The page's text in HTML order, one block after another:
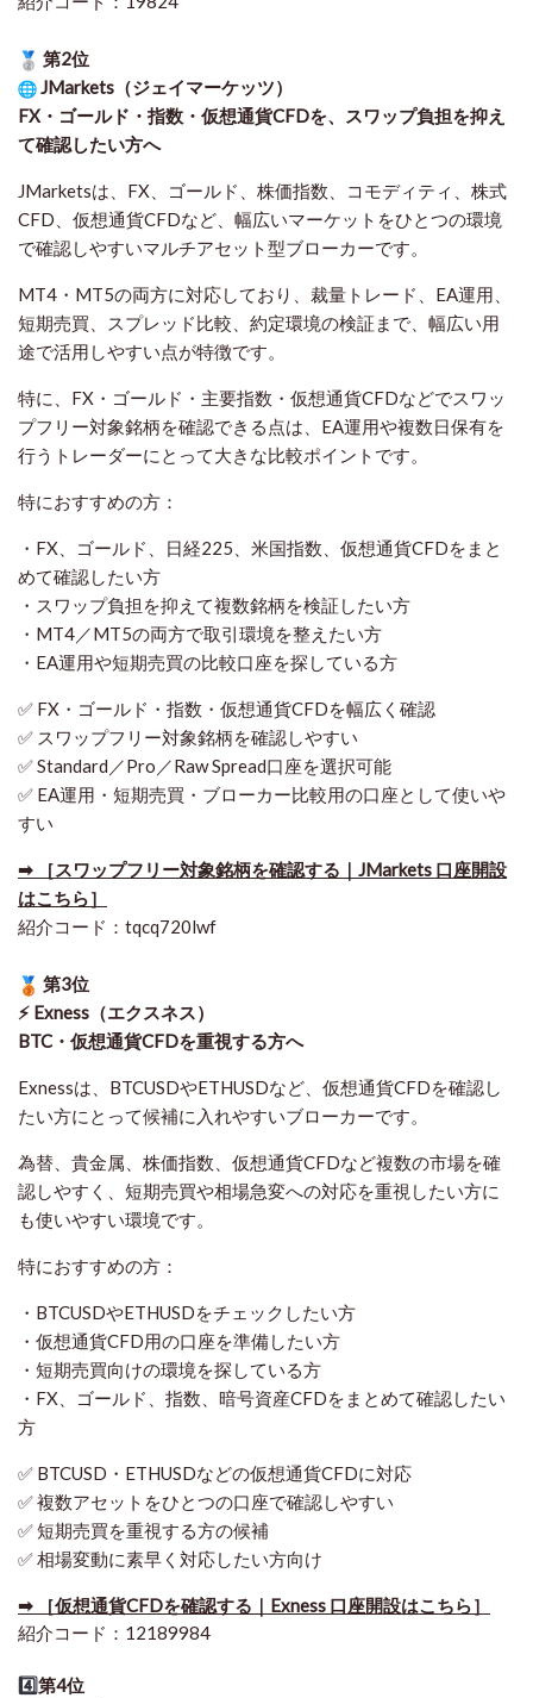
第2位
JMarkets（ジェイマーケッツ）
FX・ゴールド・指数・仮想通貨CFDを、スワップ負担を抑え
て確認したい方へ
JMarketsは、FX、ゴールド、株価指数、コモディティ、株式
CFD、仮想通貨CFDなど、幅広いマーケットをひとつの環境
で確認しやすいマルチアセット型ブローカーです。
MT4・MT5の両方に対応しており、裁量トレード、EA運用、
短期売買、スプレッド比較、約定環境の検証まで、幅広い用
途で活用しやすい点が特徴です。
特に、FX・ゴールド・主要指数・仮想通貨CFDなどでスワッ
プフリー対象銘柄を確認できる点は、EA運用や複数日保有を
行うトレーダーにとって大きな比較ポイントです。
特におすすめの方：
・FX、ゴールド、日経225、米国指数、仮想通貨CFDをまと
めて確認したい方
・スワップ負担を抑えて複数銘柄を検証したい方
・MT4／MT5の両方で取引環境を整えたい方
・EA運用や短期売買の比較口座を探している方
✅ FX・ゴールド・指数・仮想通貨CFDを幅広く確認
✅ スワップフリー対象銘柄を確認しやすい
✅ Standard／Pro／Raw Spread口座を選択可能
✅ EA運用・短期売買・ブローカー比較用の口座として使いや
すい
➡ ［スワップフリー対象銘柄を確認する｜JMarkets 口座開設
はこちら］
紹介コード：tqcq720lwf
第3位
⚡ Exness（エクスネス）
BTC・仮想通貨CFDを重視する方へ
Exnessは、BTCUSDやETHUSDなど、仮想通貨CFDを確認し
たい方にとって候補に入れやすいブローカーです。
為替、貴金属、株価指数、仮想通貨CFDなど複数の市場を確
認しやすく、短期売買や相場急変への対応を重視したい方に
も使いやすい環境です。
特におすすめの方：
・BTCUSDやETHUSDをチェックしたい方
・仮想通貨CFD用の口座を準備したい方
・短期売買向けの環境を探している方
・FX、ゴールド、指数、暗号資産CFDをまとめて確認したい
方
✅ BTCUSD・ETHUSDなどの仮想通貨CFDに対応
✅ 複数アセットをひとつの口座で確認しやすい
✅ 短期売買を重視する方の候補
✅ 相場変動に素早く対応したい方向け
➡ ［仮想通貨CFDを確認する｜Exness 口座開設はこちら］
紹介コード：12189984
4️⃣第4位